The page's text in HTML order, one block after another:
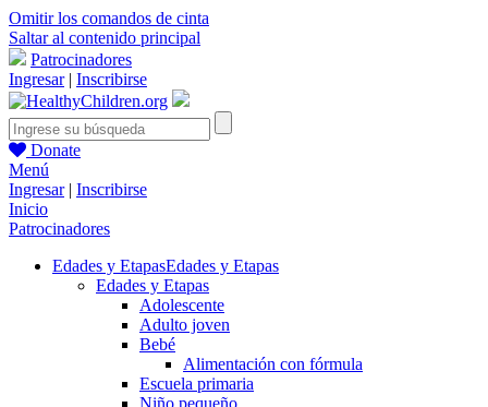
Omitir los comandos de cinta
Saltar al contenido principal
Patrocinadores
Ingresar| Inscribirse
Donate
Menú
Ingresar| Inscribirse
Inicio
Patrocinadores
Edades y EtapasEdades y Etapas
Edades y Etapas
Adolescente
Adulto joven
Bebé
Alimentación con fórmula
Escuela primaria
Niño pequeño